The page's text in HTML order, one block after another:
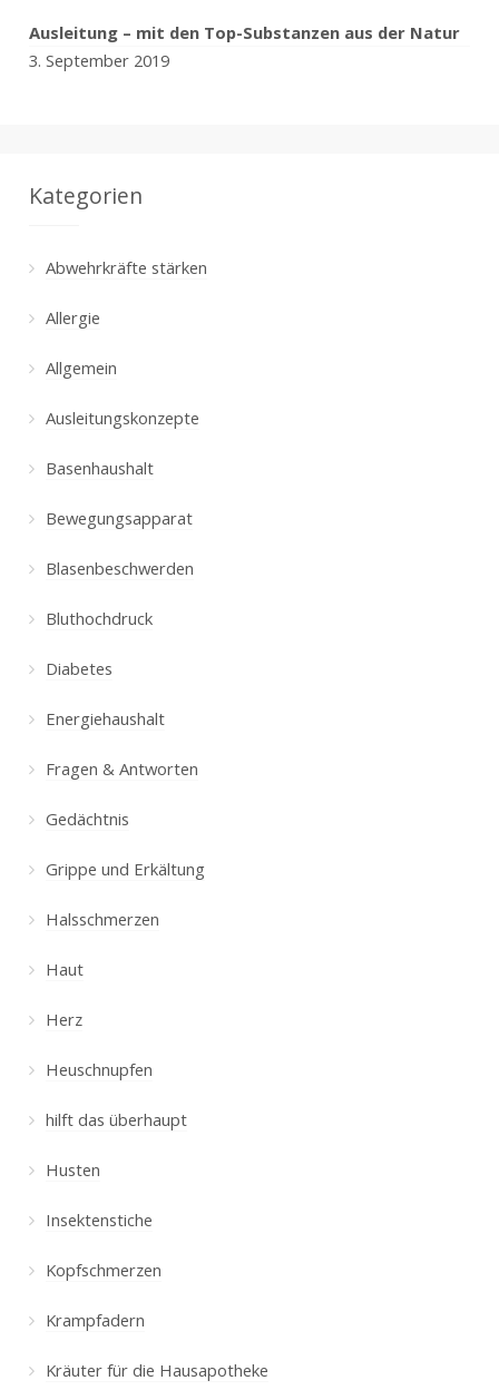
Ausleitung – mit den Top-Substanzen aus der Natur
3. September 2019
Kategorien
Abwehrkräfte stärken
Allergie
Allgemein
Ausleitungskonzepte
Basenhaushalt
Bewegungsapparat
Blasenbeschwerden
Bluthochdruck
Diabetes
Energiehaushalt
Fragen & Antworten
Gedächtnis
Grippe und Erkältung
Halsschmerzen
Haut
Herz
Heuschnupfen
hilft das überhaupt
Husten
Insektenstiche
Kopfschmerzen
Krampfadern
Kräuter für die Hausapotheke